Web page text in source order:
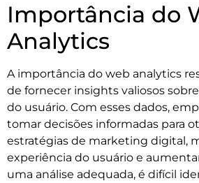
Importância do
Analytics
A importância do web analytics
de fornecer insights valiosos
do usuário. Com esses dados,
tomar decisões informadas para
estratégias de marketing digital,
experiência do usuário e
uma análise adequada, é difícil